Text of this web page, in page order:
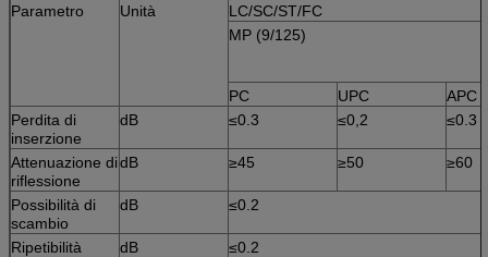
Parametro Unità
LC/SC/ST/FC
MP (9/125)
PC UPC
APC
Perdita di
inserzione
dB ≤0.3 ≤0,2 ≤0.3
Attenuazione di
riflessione
dB ≥45 ≥50 ≥60
Possibilità di
scambio
dB ≤0.2
Ripetibilità dB
≤0.2